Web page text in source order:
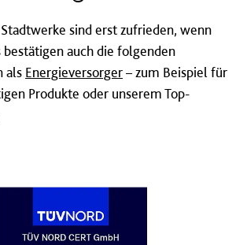
sind erst zufrieden, wenn
bestätigen auch die folgenden
als Energieversorger– zum Beispiel für
Produkte oder unserem Top-